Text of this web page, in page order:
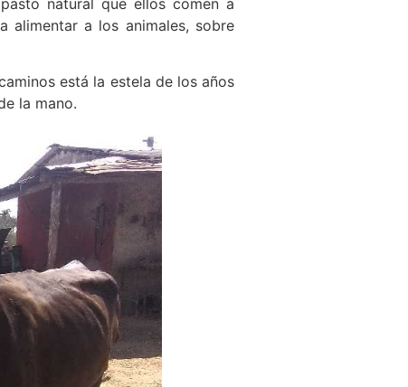
alimentar a los animales, sobre
está la estela de los años
la mano.